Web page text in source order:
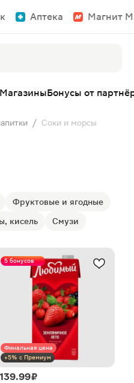
Аптека Магнит
МагазиныБонусы от
/ Соки и морсы
Фруктовые и ягодные
кисель
Смузи
5 бонусов
Финальная цена
+5% с Премиум
139.99 ₽